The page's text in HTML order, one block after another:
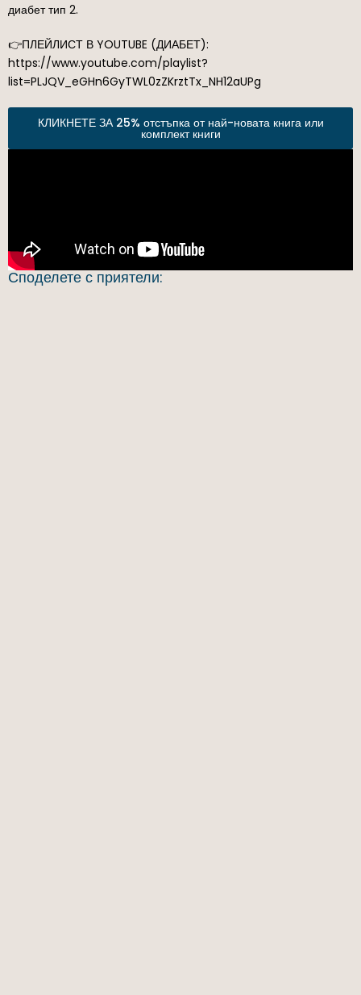
диабет тип 2.
👉ПЛЕЙЛИСТ В YOUTUBE (ДИАБЕТ):
https://www.youtube.com/playlist?
list=PLJQV_eGHn6GyTWL0zZKrztTx_NH12aUPg
КЛИКНЕТЕ ЗА 25% отстъпка от най-новата книга или
комплект книги
Споделете с приятели: